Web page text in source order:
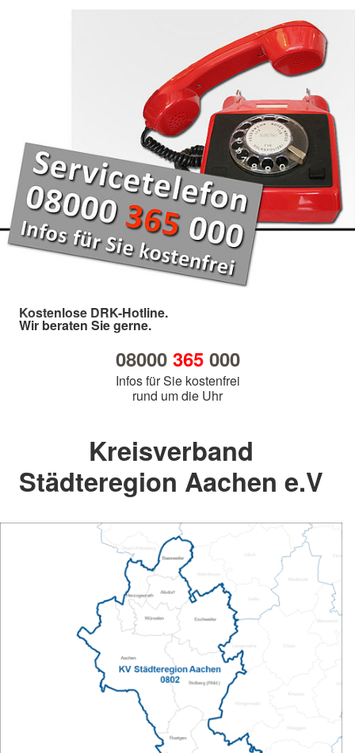
Kostenlose DRK-Hotline.
Wir beraten Sie gerne.
08000 365000
Infos für Sie kostenfrei
rund um die Uhr
Kreisverband
Städteregion Aachen e.V